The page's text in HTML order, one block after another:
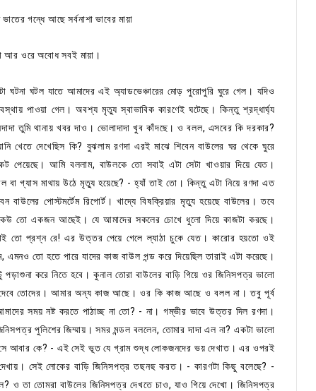
গন্ধে আছে সর্বনাশা ভাবের মায়া
না আর ওরে অবোধ সবই মায়া।
ঘটনা ঘটল যাতে আমাদের এই অ্যাডভেঞ্চারের মোড় পুরোপুরি ঘুরে গেল। যদিও
পাওয়া গেল। অবশ্য মৃত্যু স্বাভাবিক কারণেই ঘটেছে। কিন্তু শ্রদ্ধার্ঘ্য
তুমি থানায় খবর দাও। ভোলাদাদা খুব কাঁদছে। ও বলল, এসবের কি দরকার?
খেতে দেখেছিস কি? বুঝলাম রণদা এরই মাঝে শিবেন বাউলের ঘর থেকে ঘুরে
পেয়েছে। আমি বললাম, বাউলকে তো সবাই এটা সেটা খাওয়ার দিয়ে যেত।
গ্যাস মাথায় উঠে মৃত্যু হয়েছে? - হ্যাঁ তাই তো। কিন্তু এটা নিয়ে রণদা এত
পোস্টমর্টেম রিপোর্ট। খাদ্যে বিষক্রিয়ার মৃত্যু হয়েছে বাউলের। তবে
তো একজন আছেই। যে আমাদের সকলের চোখে ধুলো দিয়ে কাজটা করছে।
তো প্রশ্ন রে! এর উত্তর পেয়ে গেলে ল্যাঠা চুকে যেত। কারোর হয়তো ওই
তো হতে পারে যাদের কাজ বাউল পন্ড করে দিয়েছিল তারাই এটা করেছে।
করে নিতে হবে। কুনাল তোরা বাউলের বাড়ি গিয়ে ওর জিনিসপত্র ভালো
দেবে তোদের। আমার অন্য কাজ আছে। ওর কি কাজ আছে ও বলল না। তবু পূর্ব
সময় নষ্ট করতে পাঠাচ্ছ না তো? - না। গম্ভীর ভাবে উত্তর দিল রণদা।
পুলিশের জিম্মায়। সমর মন্ডল বললেন, তোমার দাদা এল না? একটা ভালো
আবার কে? - এই সেই ভূত যে গ্রাম শুদ্ধ লোকজনদের ভয় দেখাত। এর ওপরই
দেখায়। সেই লোকের বাড়ি জিনিসপত্র তছনছ করত। - কারণটা কিছু বলেছে? -
তা তোমরা বাউলের জিনিসপত্র দেখতে চাও, যাও গিয়ে দেখো। জিনিসপত্র